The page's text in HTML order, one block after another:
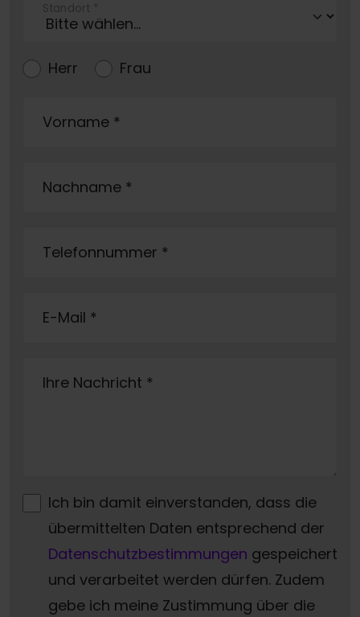
Standort *
Herr Frau
Vorname *
Nachname *
Telefonnummer *
E-Mail *
Ihre Nachricht *
Ich bin damit einverstanden, dass die
übermittelten Daten entsprechend der
Datenschutzbestimmungen gespeichert
und verarbeitet werden dürfen. Zudem
gebe ich meine Zustimmung über die